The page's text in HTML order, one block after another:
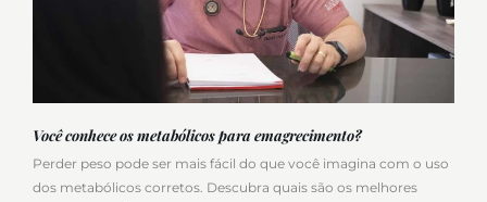
Você conhece os metabólicos para emagrecimento?
Perder peso pode ser mais fácil do que você imagina com o uso
dos metabólicos corretos. Descubra quais são os melhores